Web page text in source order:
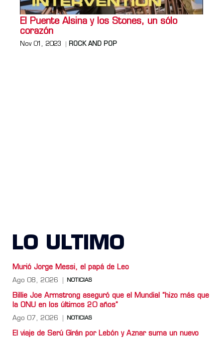
El Puente Alsina y los Stones, un sólo
corazón
Nov 01, 2023 ROCK AND POP
LO ULTIMO
Murió Jorge Messi, el papá de Leo
Ago 08, 2026 NOTICIAS
Billie Joe Armstrong aseguró que el Mundial “hizo más que
la ONU en los últimos 20 años”
Ago 07, 2026 NOTICIAS
El viaje de Serú Girán por Lebón y Aznar suma un nuevo